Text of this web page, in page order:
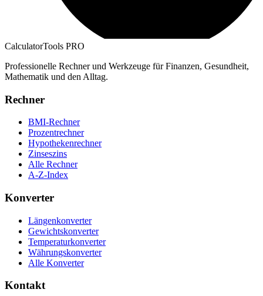
CalculatorTools PRO
Professionelle Rechner und Werkzeuge für Finanzen, Gesundheit,
Mathematik und den Alltag.
Rechner
BMI-Rechner
Prozentrechner
Hypothekenrechner
Zinseszins
Alle Rechner
A-Z-Index
Konverter
Längenkonverter
Gewichtskonverter
Temperaturkonverter
Währungskonverter
Alle Konverter
Kontakt